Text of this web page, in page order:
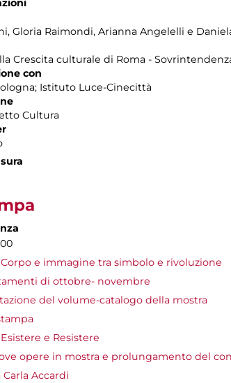
Gloria Raimondi, Arianna Angelelli e
Crescita culturale di Roma -
con
Istituto Luce-Cinecittà
Cultura
Corpo e immagine tra simbolo e rivoluzione
di ottobre- novembre
del volume-catalogo della mostra
e Resistere
opere in mostra e prolungamento del
Accardi